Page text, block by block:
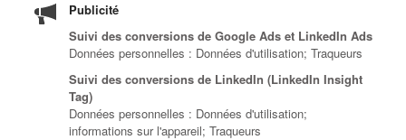
Publicité
Suivi des conversions de Google Ads et LinkedIn Ads
Données personnelles : Données d'utilisation; Traqueurs
Suivi des conversions de LinkedIn (LinkedIn Insight
Tag)
Données personnelles : Données d'utilisation;
informations sur l'appareil; Traqueurs